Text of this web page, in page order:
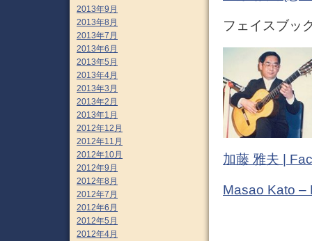
フェイスブッ
加藤 雅夫 |
Masao Kato –
2013年9月
2013年8月
2013年7月
2013年6月
2013年5月
2013年4月
2013年3月
2013年2月
2013年1月
2012年12月
2012年11月
2012年10月
2012年9月
2012年8月
2012年7月
2012年6月
2012年5月
2012年4月